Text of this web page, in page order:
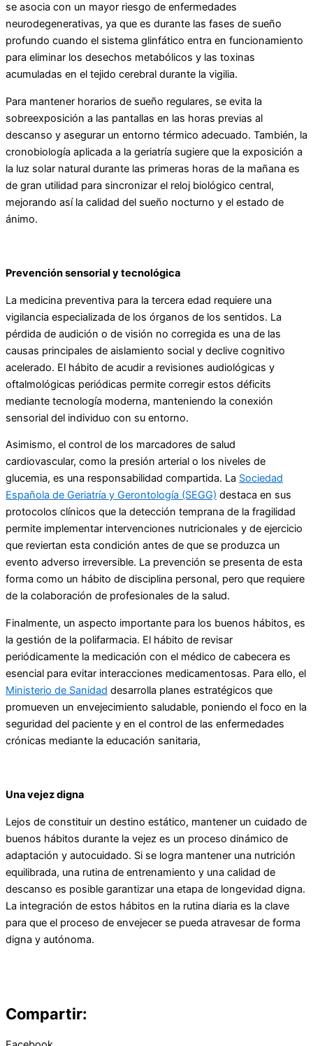
se asocia con un mayor riesgo de enfermedades
neurodegenerativas, ya que es durante las fases de sueño
profundo cuando el sistema glinfático entra en funcionamiento
para eliminar los desechos metabólicos y las toxinas
acumuladas en el tejido cerebral durante la vigilia.
Para mantener horarios de sueño regulares, se evita la
sobreexposición a las pantallas en las horas previas al
descanso y asegurar un entorno térmico adecuado. También, la
cronobiología aplicada a la geriatría sugiere que la exposición a
la luz solar natural durante las primeras horas de la mañana es
de gran utilidad para sincronizar el reloj biológico central,
mejorando así la calidad del sueño nocturno y el estado de
ánimo.
Prevención sensorial y tecnológica
La medicina preventiva para la tercera edad requiere una
vigilancia especializada de los órganos de los sentidos. La
pérdida de audición o de visión no corregida es una de las
causas principales de aislamiento social y declive cognitivo
acelerado. El hábito de acudir a revisiones audiológicas y
oftalmológicas periódicas permite corregir estos déficits
mediante tecnología moderna, manteniendo la conexión
sensorial del individuo con su entorno.
Asimismo, el control de los marcadores de salud
cardiovascular, como la presión arterial o los niveles de
glucemia, es una responsabilidad compartida. La Sociedad
Española de Geriatría y Gerontología (SEGG) destaca en sus
protocolos clínicos que la detección temprana de la fragilidad
permite implementar intervenciones nutricionales y de ejercicio
que reviertan esta condición antes de que se produzca un
evento adverso irreversible. La prevención se presenta de esta
forma como un hábito de disciplina personal, pero que requiere
de la colaboración de profesionales de la salud.
Finalmente, un aspecto importante para los buenos hábitos, es
la gestión de la polifarmacia. El hábito de revisar
periódicamente la medicación con el médico de cabecera es
esencial para evitar interacciones medicamentosas. Para ello, el
Ministerio de Sanidad desarrolla planes estratégicos que
promueven un envejecimiento saludable, poniendo el foco en la
seguridad del paciente y en el control de las enfermedades
crónicas mediante la educación sanitaria,
Una vejez digna
Lejos de constituir un destino estático, mantener un cuidado de
buenos hábitos durante la vejez es un proceso dinámico de
adaptación y autocuidado. Si se logra mantener una nutrición
equilibrada, una rutina de entrenamiento y una calidad de
descanso es posible garantizar una etapa de longevidad digna.
La integración de estos hábitos en la rutina diaria es la clave
para que el proceso de envejecer se pueda atravesar de forma
digna y autónoma.
Compartir: